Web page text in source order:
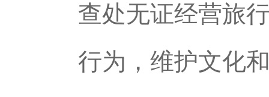
查处无证经营旅
行为，维护文化